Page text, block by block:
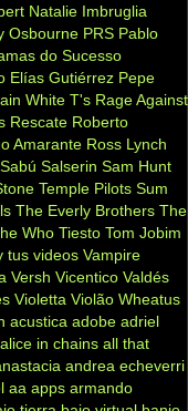
Natalie Imbruglia
Osbourne PRS Pablo
do Sucesso
Elías Gutiérrez Pepe
White T's Rage Against
Rescate Roberto
Amarante Ross Lynch
Sabú Salserin Sam Hunt
Temple Pilots Sum
The Everly Brothers The
Who Tiesto Tom Jobim
tus videos Vampire
Versh Vicentico Valdés
Violetta Violão Wheatus
acustica adobe adriel
alice in chains all that
andrea echeverri
aa apps armando